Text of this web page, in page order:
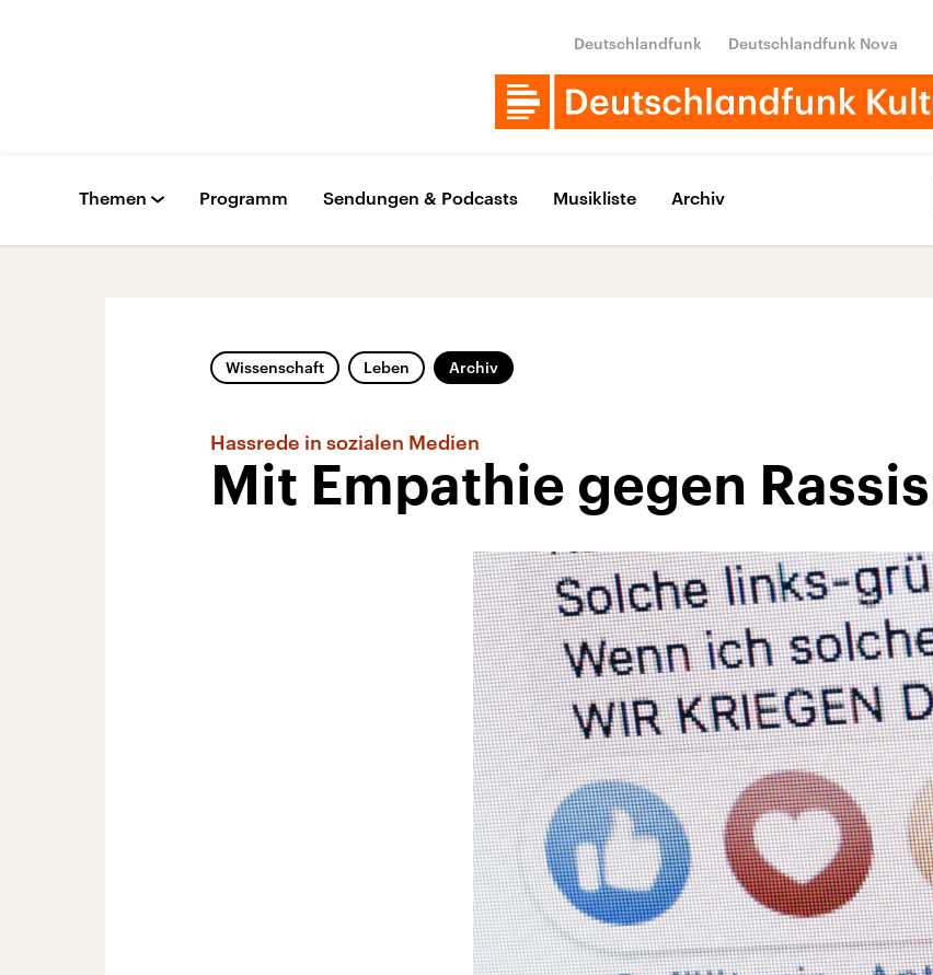
Deutschlandfunk Deutschlandfunk Nova
Themen Programm Sendungen & Podcasts Musikliste Archiv
Wissenschaft Leben Archiv
Hassrede in sozialen Medien
Mit Empathie gegen